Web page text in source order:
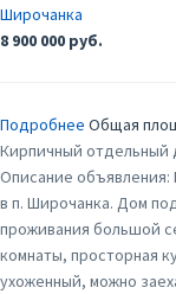
Широчанка
8 900 000 руб.
Подробнее Общая
Кирпичный отдельный
Описание
в п. Широчанка. Дом
проживания большой
комнаты, просторная
ухоженный, можно